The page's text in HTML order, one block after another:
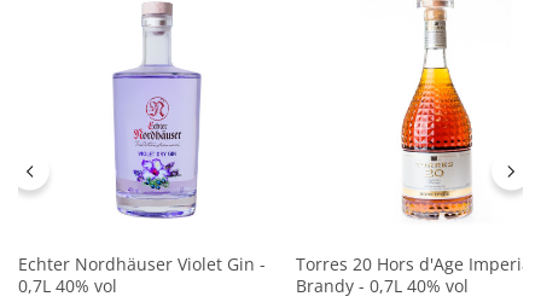
Echter Nordhäuser Violet Gin -
0,7L 40% vol
Torres 20 Hors d'Age Imperial
Brandy - 0,7L 40% vol